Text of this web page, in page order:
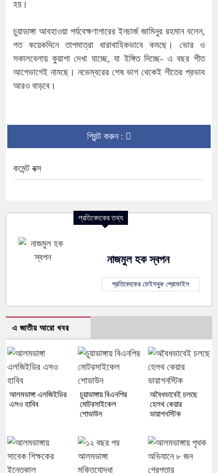
হয়।
চুয়াডাঙ্গা আবহাওয়া পর্যবেক্ষণাগারের ইনচার্জ জামিনুর রহমান বলেন,
গত কয়েকদিনে তাপমাত্রা ধারাবাহিকভাবে কমছে। ভোর ও
সকালবেলায় কুয়াশা দেখা যাচ্ছে, যা ইঙ্গিত দিচ্ছে- এ বছর শীত
আগেভাগেই নামছে। নভেম্বরের শেষ ভাগ থেকেই শীতের প্রভাব
আরও বাড়বে।
প্রিন্ট করুন :
কমেন্ট বক্স
প্রতিবেদকের তথ্য
নাজমুল হক স্বপন
প্রতিবেদকের ফেইসবুক প্রোফাইল
এ জাতীয় আরো খবর
আলমডাঙ্গা এলজিইডির
এসও হাবিব
চুয়াডাঙ্গায় বিএনপির
মোটরসাইকেল
শোডাউন
অবৈধভাবেই চলছে
হেলথ কেয়ার
ডায়াগনস্টিক